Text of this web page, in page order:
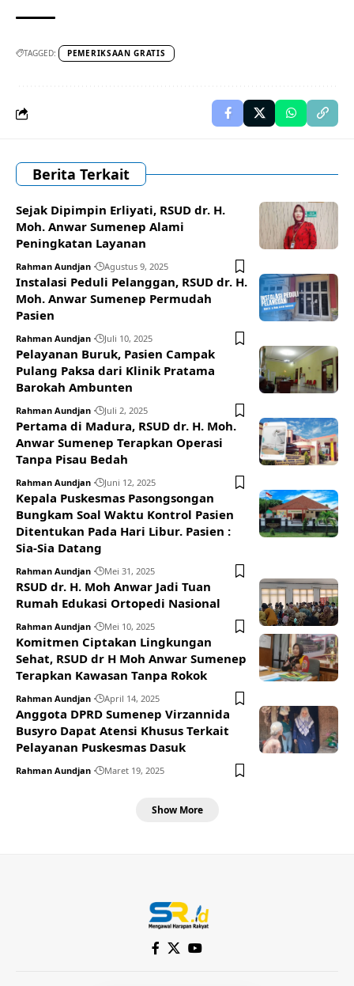
TAGGED: PEMERIKSAAN GRATIS
Berita Terkait
Sejak Dipimpin Erliyati, RSUD dr. H.
Moh. Anwar Sumenep Alami
Peningkatan Layanan
Rahman Aundjan Agustus 9, 2025
Instalasi Peduli Pelanggan, RSUD dr. H.
Moh. Anwar Sumenep Permudah
Pasien
Rahman Aundjan Juli 10, 2025
Pelayanan Buruk, Pasien Campak
Pulang Paksa dari Klinik Pratama
Barokah Ambunten
Rahman Aundjan Juli 2, 2025
Pertama di Madura, RSUD dr. H. Moh.
Anwar Sumenep Terapkan Operasi
Tanpa Pisau Bedah
Rahman Aundjan Juni 12, 2025
Kepala Puskesmas Pasongsongan
Bungkam Soal Waktu Kontrol Pasien
Ditentukan Pada Hari Libur. Pasien :
Sia-Sia Datang
Rahman Aundjan Mei 31, 2025
RSUD dr. H. Moh Anwar Jadi Tuan
Rumah Edukasi Ortopedi Nasional
Rahman Aundjan Mei 10, 2025
Komitmen Ciptakan Lingkungan
Sehat, RSUD dr H Moh Anwar Sumenep
Terapkan Kawasan Tanpa Rokok
Rahman Aundjan April 14, 2025
Anggota DPRD Sumenep Virzannida
Busyro Dapat Atensi Khusus Terkait
Pelayanan Puskesmas Dasuk
Rahman Aundjan Maret 19, 2025
Show More